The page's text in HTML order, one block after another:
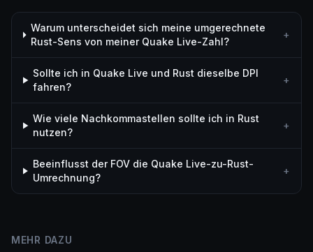
Warum unterscheidet sich meine umgerechnete
Rust-Sens von meiner Quake Live-Zahl?
+
Sollte ich in Quake Live und Rust dieselbe DPI
fahren?
+
Wie viele Nachkommastellen sollte ich in Rust
nutzen?
+
Beeinflusst der FOV die Quake Live-zu-Rust-
Umrechnung?
+
MEHR DAZU